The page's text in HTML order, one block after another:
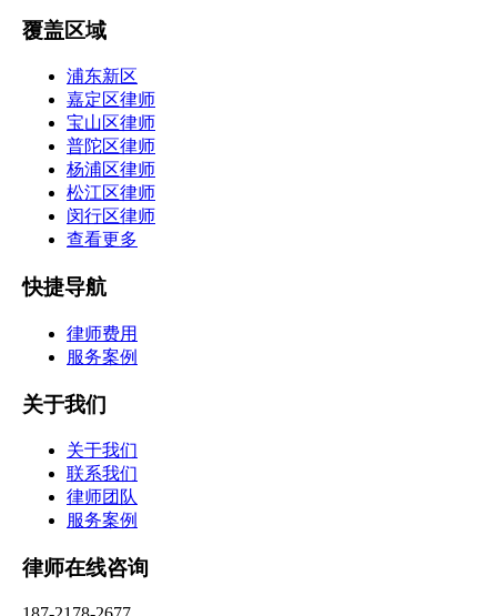
覆盖区域
浦东新区
嘉定区律师
宝山区律师
普陀区律师
杨浦区律师
松江区律师
闵行区律师
查看更多
快捷导航
律师费用
服务案例
关于我们
关于我们
联系我们
律师团队
服务案例
律师在线咨询